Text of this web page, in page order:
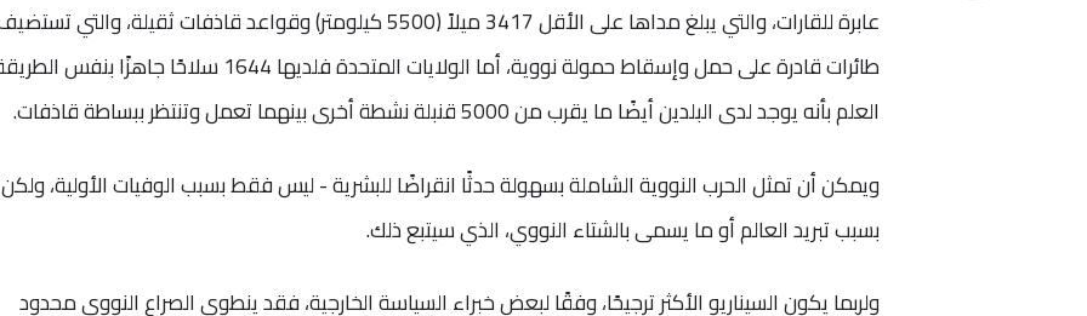
عابرة للقارات، والتي يبلغ مداها على الأقل 3417 ميلاً (5500 كيلومتر) وقواعد قاذفات ثقيلة، والتي
طائرات قادرة على حمل وإسقاط حمولة نووية، أما الولايات المتحدة فلديها 1644 سلاحًا
العلم بأنه يوجد لدى البلدين أيضًا ما يقرب من 5000 قنبلة نشطة أخرى بينهما تعمل وتنتظر ببساطة قاذفات.
ويمكن أن تمثل الحرب النووية الشاملة بسهولة حدثًا انقراضًا للبشرية - ليس فقط بسبب الوفيات الأولية،
بسبب تبريد العالم أو ما يسمى بالشتاء النووي، الذي سيتبع ذلك.
ولربما يكون السيناريو الأكثر ترجيحًا، وفقًا لبعض خبراء السياسة الخارجية، فقد ينطوي الصراع النووي محدود